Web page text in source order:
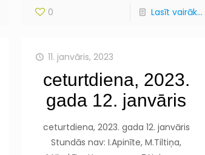
0 Lasīt vairāk...
11. janvāris, 2023
ceturtdiena, 2023.
gada 12. janvāris
ceturtdiena, 2023. gada 12. janvāris
Stundās nav: I.Apinīte, M.Tiltiņa,